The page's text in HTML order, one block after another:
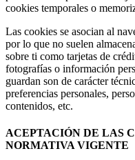
cookies temporales o
Las cookies se asocian al
por lo que no suelen
sobre ti como tarjetas de
fotografías o información
guardan son de carácter
preferencias personales,
contenidos, etc.
ACEPTACIÓN DE LAS
NORMATIVA VIGENTE